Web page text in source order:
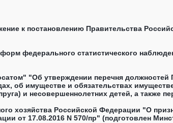
к постановлению Правительства
федерального статистического
"Об утверждении перечня должностей
об имуществе и обязательствах
и несовершеннолетних детей, а также
сведения о своих доходах,
"Росатом" 21.11.2025) (не действует)
хозяйства Российской Федерации "О
от 17.08.2016 N 570/пр" (подготовлен